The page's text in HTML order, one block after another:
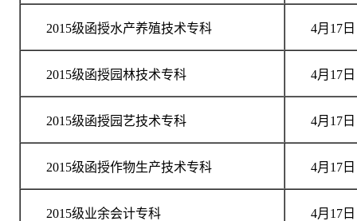
2015级函授水产养殖技术专科 4月17日
2015级函授园林技术专科 4月17日
2015级函授园艺技术专科 4月17日
2015级函授作物生产技术专科 4月17日
2015级业余会计专科 4月17日